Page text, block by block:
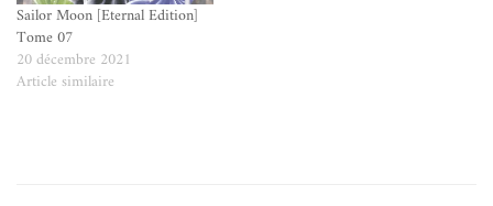
Sailor Moon [Eternal Edition]
Tome 07
20 décembre 2021
Article similaire